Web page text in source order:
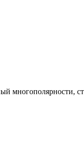
многополярности,